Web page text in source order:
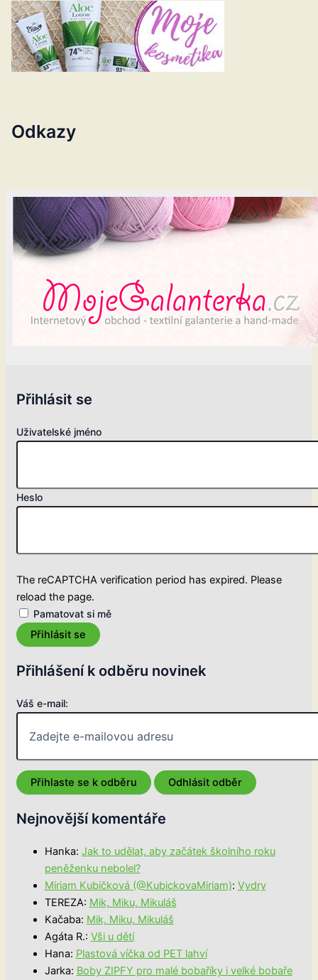
Odkazy
Přihlásit se
Uživatelské jméno
Heslo
The reCAPTCHA verification period has expired. Please
reload the page.
Pamatovat si mě
Přihlásit se
Přihlášení k odběru novinek
Váš e-mail:
Nejnovější komentáře
Hanka: Jak to udělat, aby začátek školního roku
peněženku nebolel?
Miriam Kubičková (@KubickovaMiriam): Vydry
TEREZA: Mik, Miku, Mikuláš
Kačaba: Mik, Miku, Mikuláš
Agáta R.: Vši u dětí
Hana: Plastová víčka od PET lahví
Jarka: Boby ZIPFY pro malé bobaříky i velké bobaře